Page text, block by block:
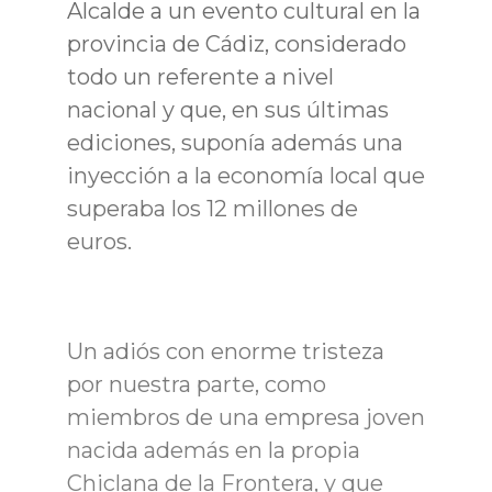
Alcalde a un evento cultural en la
provincia de Cádiz, considerado
todo un referente a nivel
nacional y que, en sus últimas
ediciones, suponía además una
inyección a la economía local que
superaba los 12 millones de
euros.
Un adiós con enorme tristeza
por nuestra parte, como
miembros de una empresa joven
nacida además en la propia
Chiclana de la Frontera, y que